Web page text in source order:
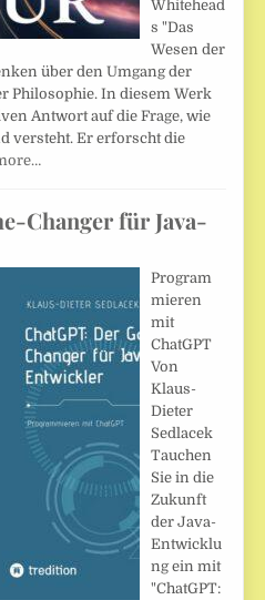
Whitehead
s "Das
Wesen der
über den Umgang der
Philosophie. In diesem Werk
Antwort auf die Frage, wie
versteht. Er erforscht die
Changer für Java-
Program
mieren
mit
ChatGPT
Von
Klaus-
Dieter
Sedlacek
Tauchen
Sie in die
Zukunft
der Java-
Entwicklu
ng ein mit
"ChatGPT: